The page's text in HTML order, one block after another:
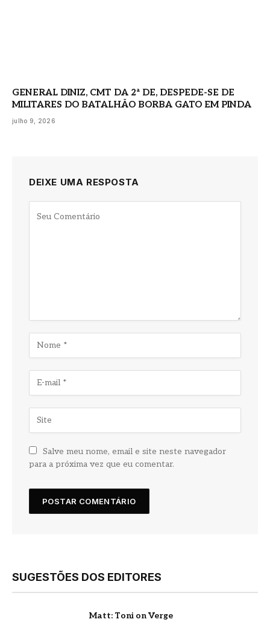
GENERAL DINIZ, CMT DA 2ª DE, DESPEDE-SE DE
MILITARES DO BATALHÃO BORBA GATO EM PINDA
julho 9, 2026
DEIXE UMA RESPOSTA
Salve meu nome, email e site neste navegador
para a próxima vez que eu comentar.
SUGESTÕES DOS EDITORES
Matt: Toni on Verge